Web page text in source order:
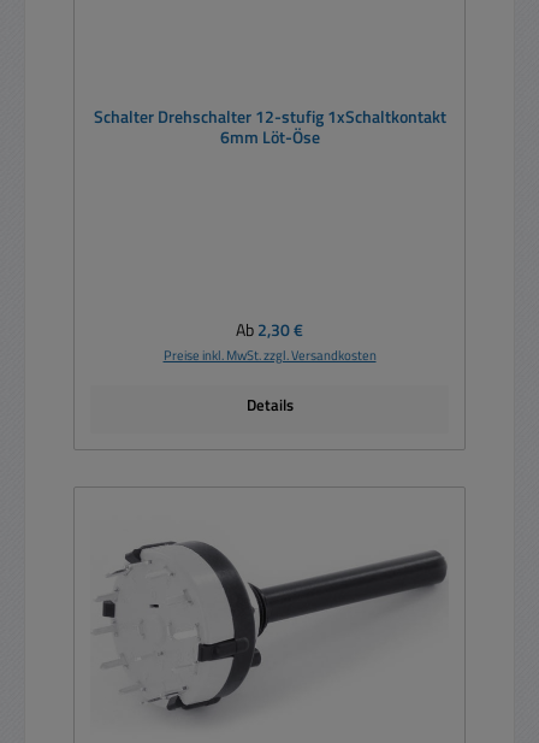
Schalter Drehschalter 12-stufig 1xSchaltkontakt
6mm Löt-Öse
Regulärer Preis:
Ab2,30 €
Preise inkl. MwSt. zzgl. Versandkosten
Details